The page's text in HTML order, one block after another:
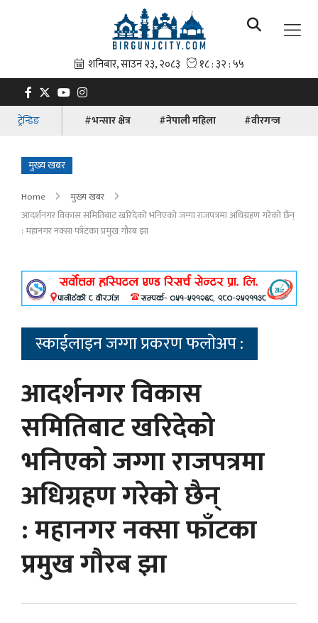
ट्रेन्डिङ #भन्सार क्षेत्र #नेपाली महिला #वीरगन्ज
मुख्य खबर
Home
मुख्य खबर
आदर्शनगर विकास समितिबाट खरिदेको भनिएको जग्गा राजपत्रमा अधिग्रहण गरेको छैन्
: महानगर नक्सा फाँटका प्रमुख गौरब झा
स्काईलाइन जग्गा प्रकरण फलाेअप :
आदर्शनगर विकास
समितिबाट खरिदेको
भनिएको जग्गा राजपत्रमा
अधिग्रहण गरेको छैन्
: महानगर नक्सा फाँटका
प्रमुख गौरब झा